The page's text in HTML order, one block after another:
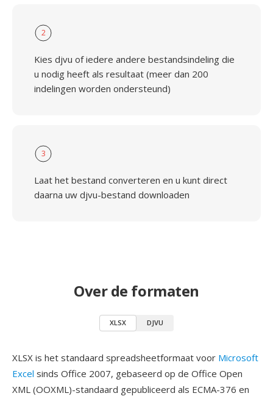
2
Kies djvu of iedere andere bestandsindeling die
u nodig heeft als resultaat (meer dan 200
indelingen worden ondersteund)
3
Laat het bestand converteren en u kunt direct
daarna uw djvu-bestand downloaden
Over de formaten
XLSX DJVU
XLSX is het standaard spreadsheetformaat voor Microsoft
Excel sinds Office 2007, gebaseerd op de Office Open
XML (OOXML)-standaard gepubliceerd als ECMA-376 en